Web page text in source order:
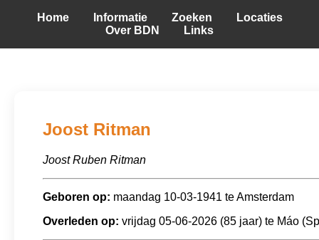
Home Informatie Zoeken
Locaties
Over BDN
Links
Joost Ritman
Joost Ruben Ritman
Geboren op: maandag 10-03-1941 te Amsterdam
Overleden op: vrijdag 05-06-2026 (85 jaar) te Máo